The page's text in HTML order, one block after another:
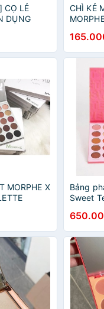
CỌ LẺ
DỤNG
BRUSH
CHÌ KẺ
MORPHE X
Bảng
Sweet